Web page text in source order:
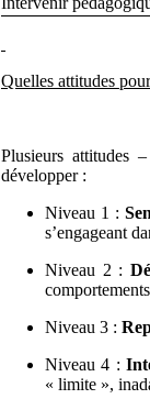
Quelles attitudes
Plusieurs attitudes
développer :
Niveau 1 :
s’engageant
Niveau 2 :
Niveau 3 :
Niveau 4 :
« limite »,